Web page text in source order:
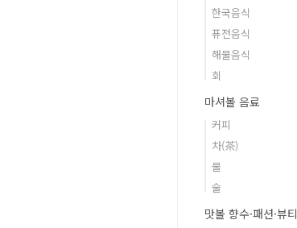
한국음식
퓨전음식
해물음식
회
마셔볼 음료
커피
차(茶)
물
술
맛볼 향수·패션·뷰티